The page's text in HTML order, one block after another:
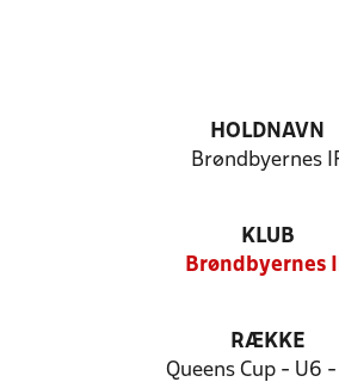
HOLDNAVN
Brøndbyernes
KLUB
Brøndbyernes
RÆKKE
Queens Cup - U6